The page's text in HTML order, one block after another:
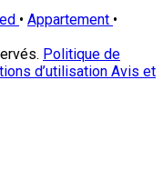
• Appartement •
Politique de
d’utilisation Avis et